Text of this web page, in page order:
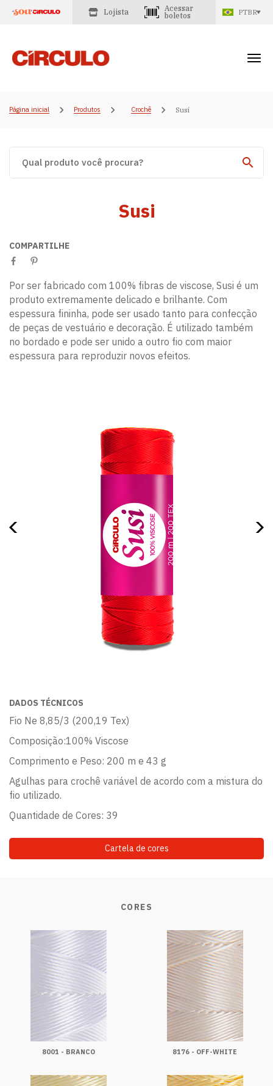
Lojista
Acessar
boletos
PTBR
Página inicial Produtos Crochê Susi
Susi
COMPARTILHE
Por ser fabricado com 100% fibras de viscose, Susi é um
produto extremamente delicado e brilhante. Com
espessura fininha, pode ser usado tanto para confecção
de peças de vestuário e decoração. É utilizado também
no bordado e pode ser unido a outro fio com maior
espessura para reproduzir novos efeitos.
DADOS TÉCNICOS
Fio Ne 8,85/3 (200,19 Tex)
Composição:100% Viscose
Comprimento e Peso: 200 m e 43 g
Agulhas para crochê variável de acordo com a mistura do
fio utilizado.
Quantidade de Cores: 39
Cartela de cores
CORES
8001 - BRANCO 8176 - OFF-WHITE